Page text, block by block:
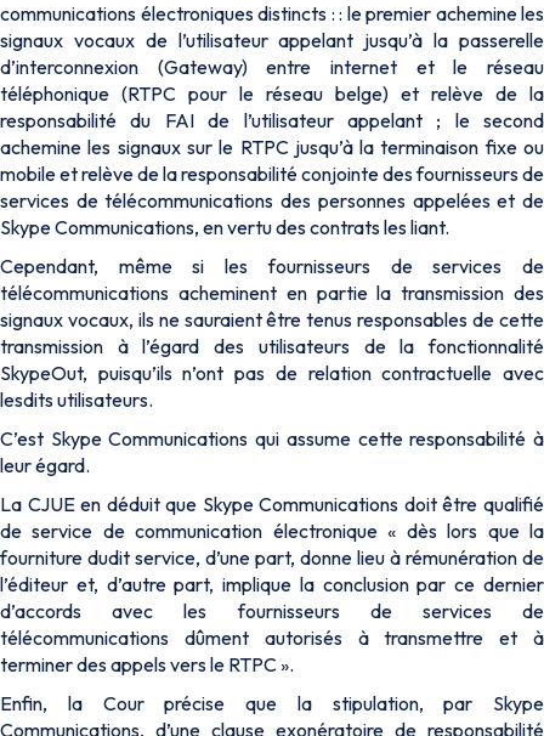
communications électroniques distincts : : le premier achemine les
signaux vocaux de l’utilisateur appelant jusqu’à la passerelle
d’interconnexion (Gateway) entre internet et le réseau
téléphonique (RTPC pour le réseau belge) et relève de la
responsabilité du FAI de l’utilisateur appelant ; le second
achemine les signaux sur le RTPC jusqu’à la terminaison fixe ou
mobile et relève de la responsabilité conjointe des fournisseurs de
services de télécommunications des personnes appelées et de
Skype Communications, en vertu des contrats les liant.
Cependant, même si les fournisseurs de services de
télécommunications acheminent en partie la transmission des
signaux vocaux, ils ne sauraient être tenus responsables de cette
transmission à l’égard des utilisateurs de la fonctionnalité
SkypeOut, puisqu’ils n’ont pas de relation contractuelle avec
lesdits utilisateurs.
C’est Skype Communications qui assume cette responsabilité à
leur égard.
La CJUE en déduit que Skype Communications doit être qualifié
de service de communication électronique « dès lors que la
fourniture dudit service, d’une part, donne lieu à rémunération de
l’éditeur et, d’autre part, implique la conclusion par ce dernier
d’accords avec les fournisseurs de services de
télécommunications dûment autorisés à transmettre et à
terminer des appels vers le RTPC».
Enfin, la Cour précise que la stipulation, par Skype
Communications, d’une clause exonératoire de responsabilité